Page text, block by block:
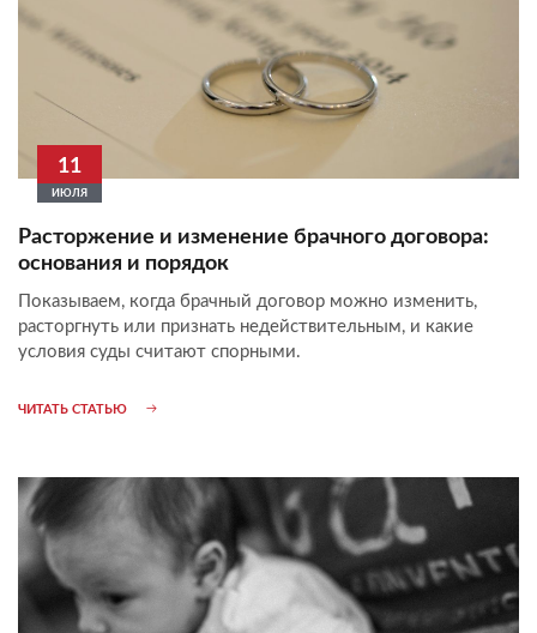
11
ИЮЛЯ
Расторжение и изменение брачного договора:
основания и порядок
Показываем, когда брачный договор можно изменить,
расторгнуть или признать недействительным, и какие
условия суды считают спорными.
ЧИТАТЬ СТАТЬЮ